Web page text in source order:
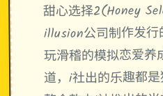
甜心选择2(Honey
illusion公司制作发
玩滑稽的模拟恋爱养
道，i社出的乐趣都是